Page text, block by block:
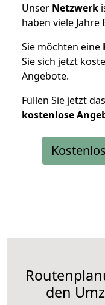
Unser Netzwerk
haben viele
Sie möchten eine
Sie sich jetzt
Angebote.
Füllen Sie jetzt
kostenlose
den